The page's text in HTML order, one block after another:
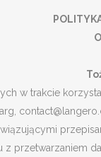
w trakcie
przetwarzaniem